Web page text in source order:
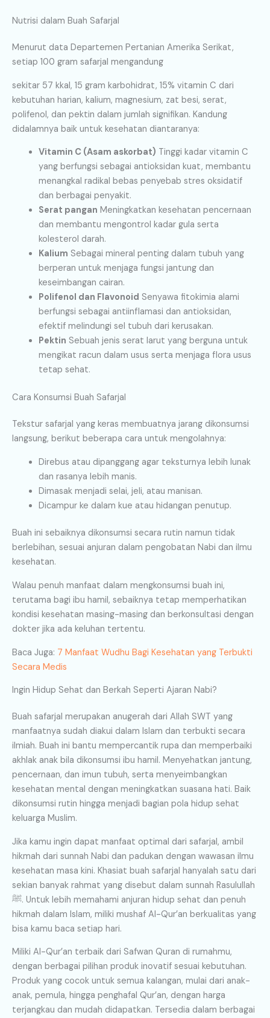
Nutrisi dalam Buah Safarjal
Menurut data Departemen Pertanian Amerika Serikat,
setiap 100 gram safarjal mengandung
sekitar 57 kkal, 15 gram karbohidrat, 15% vitamin C dari
kebutuhan harian, kalium, magnesium, zat besi, serat,
polifenol, dan pektin dalam jumlah signifikan. Kandung
didalamnya baik untuk kesehatan diantaranya:
Vitamin C (Asam askorbat) Tinggi kadar vitamin C
yang berfungsi sebagai antioksidan kuat, membantu
menangkal radikal bebas penyebab stres oksidatif
dan berbagai penyakit.
Serat pangan Meningkatkan kesehatan pencernaan
dan membantu mengontrol kadar gula serta
kolesterol darah.
Kalium Sebagai mineral penting dalam tubuh yang
berperan untuk menjaga fungsi jantung dan
keseimbangan cairan.
Polifenol dan Flavonoid Senyawa fitokimia alami
berfungsi sebagai antiinflamasi dan antioksidan,
efektif melindungi sel tubuh dari kerusakan.
Pektin Sebuah jenis serat larut yang berguna untuk
mengikat racun dalam usus serta menjaga flora usus
tetap sehat.
Cara Konsumsi Buah Safarjal
Tekstur safarjal yang keras membuatnya jarang dikonsumsi
langsung, berikut beberapa cara untuk mengolahnya:
Direbus atau dipanggang agar teksturnya lebih lunak
dan rasanya lebih manis.
Dimasak menjadi selai, jeli, atau manisan.
Dicampur ke dalam kue atau hidangan penutup.
Buah ini sebaiknya dikonsumsi secara rutin namun tidak
berlebihan, sesuai anjuran dalam pengobatan Nabi dan ilmu
kesehatan.
Walau penuh manfaat dalam mengkonsumsi buah ini,
terutama bagi ibu hamil, sebaiknya tetap memperhatikan
kondisi kesehatan masing-masing dan berkonsultasi dengan
dokter jika ada keluhan tertentu.
Baca Juga: 7 Manfaat Wudhu Bagi Kesehatan yang Terbukti
Secara Medis
Ingin Hidup Sehat dan Berkah Seperti Ajaran Nabi?
Buah safarjal merupakan anugerah dari Allah SWT yang
manfaatnya sudah diakui dalam Islam dan terbukti secara
ilmiah. Buah ini bantu mempercantik rupa dan memperbaiki
akhlak anak bila dikonsumsi ibu hamil. Menyehatkan jantung,
pencernaan, dan imun tubuh, serta menyeimbangkan
kesehatan mental dengan meningkatkan suasana hati. Baik
dikonsumsi rutin hingga menjadi bagian pola hidup sehat
keluarga Muslim.
Jika kamu ingin dapat manfaat optimal dari safarjal, ambil
hikmah dari sunnah Nabi dan padukan dengan wawasan ilmu
kesehatan masa kini. Khasiat buah safarjal hanyalah satu dari
sekian banyak rahmat yang disebut dalam sunnah Rasulullah
ﷺ. Untuk lebih memahami anjuran hidup sehat dan penuh
hikmah dalam Islam, miliki mushaf Al-Qur’an berkualitas yang
bisa kamu baca setiap hari.
Miliki Al-Qur’an terbaik dari Safwan Quran di rumahmu,
dengan berbagai pilihan produk inovatif sesuai kebutuhan.
Produk yang cocok untuk semua kalangan, mulai dari anak-
anak, pemula, hingga penghafal Qur’an, dengan harga
terjangkau dan mudah didapatkan. Tersedia dalam berbagai